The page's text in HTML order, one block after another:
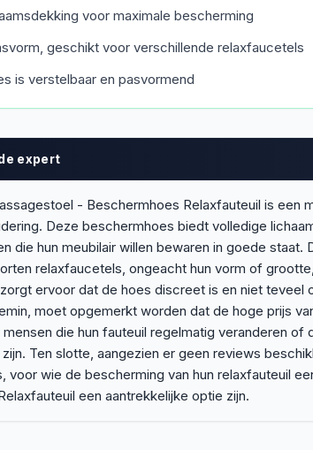
voor maximale bescherming
geschikt voor verschillende relaxfaucetels
is verstelbaar en pasvormend
expert
- Beschermhoes Relaxfauteuil is een
Deze beschermhoes biedt volledige
die hun meubilair willen bewaren in goede
relaxfaucetels, ongeacht hun vorm of
ervoor dat de hoes discreet is en niet teveel
moet opgemerkt worden dat de hoge prijs
die hun fauteuil regelmatig veranderen
Ten slotte, aangezien er geen reviews
voor wie de bescherming van hun relaxfauteuil
een aantrekkelijke optie zijn.